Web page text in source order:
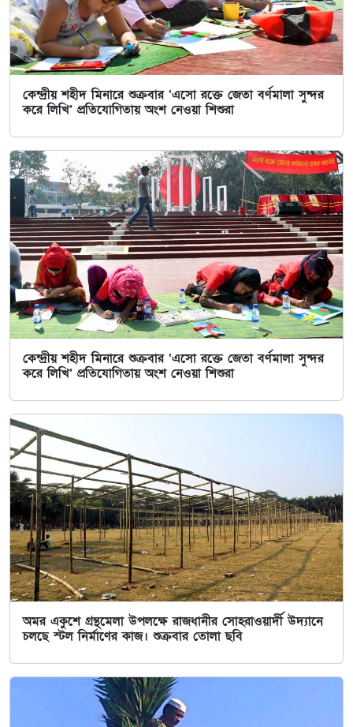
কেন্দ্রীয় শহীদ মিনারে শুক্রবার ‘এসো রক্তে জেতা বর্ণমালা সুন্দর
করে লিখি’ প্রতিযোগিতায় অংশ নেওয়া শিশুরা
কেন্দ্রীয় শহীদ মিনারে শুক্রবার ‘এসো রক্তে জেতা বর্ণমালা সুন্দর
করে লিখি’ প্রতিযোগিতায় অংশ নেওয়া শিশুরা
অমর একুশে গ্রন্থমেলা উপলক্ষে রাজধানীর সোহরাওয়ার্দী উদ্যানে
চলছে স্টল নির্মাণের কাজ। শুক্রবার তোলা ছবি